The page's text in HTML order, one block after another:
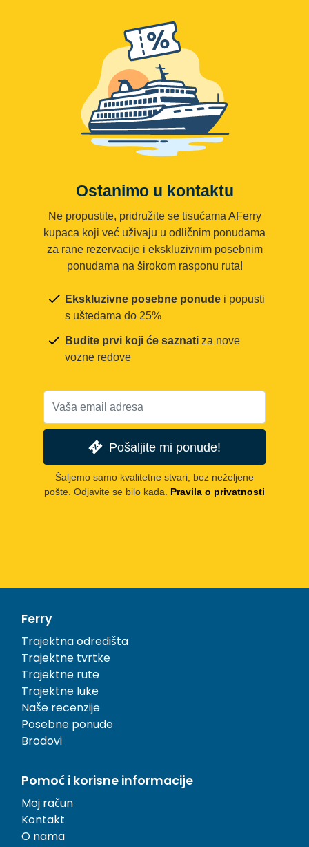
Ostanimo u kontaktu
Ne propustite, pridružite se tisućama AFerry
kupaca koji već uživaju u odličnim ponudama
za rane rezervacije i ekskluzivnim posebnim
ponudama na širokom rasponu ruta!
Ekskluzivne posebne ponude i popusti
s uštedama do 25%
Budite prvi koji će saznati za nove
vozne redove
Pošaljite mi ponude!
Šaljemo samo kvalitetne stvari, bez neželjene
pošte. Odjavite se bilo kada.
Pravila o privatnosti
Ferry
Trajektna odredišta
Trajektne tvrtke
Trajektne rute
Trajektne luke
Naše recenzije
Posebne ponude
Brodovi
Pomoć i korisne informacije
Moj račun
Kontakt
O nama